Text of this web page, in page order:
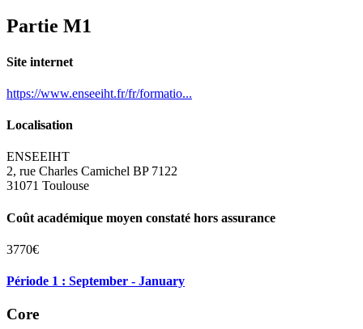
Partie M1
Site internet
https://www.enseeiht.fr/fr/formatio...
Localisation
ENSEEIHT
2, rue Charles Camichel BP 7122
31071 Toulouse
Coût académique moyen constaté hors assurance
3770€
Période 1 : September - January
Core